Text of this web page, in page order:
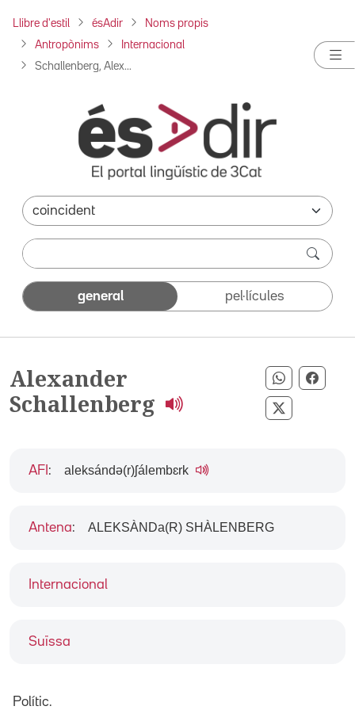
Llibre d'estil ésAdir Noms propis
Antropònims Internacional
Schallenberg, Alex...
general pel·lícules
Alexander
Schallenberg
Compartir
Compartir
Internacional
Suïssa
AFI : aleksándə(r)ʃálembɛrk
Antena: ALEKSÀNDa(R) SHÀLENBERG
Polític.